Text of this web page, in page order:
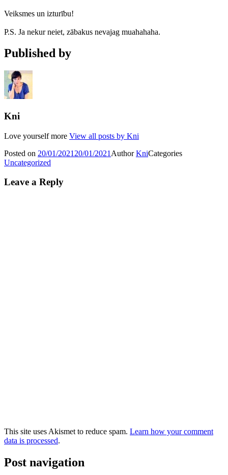
Veiksmes un izturību!
P.S. Ja nekur neiet, zābakus nevajag muahahaha.
Published by
Kni
Love yourself more View all posts by Kni
Posted on 20/01/2021 20/01/2021 AuthorKniCategories
Uncategorized
Leave a Reply
This site uses Akismet to reduce spam. Learn how your comment
data is processed.
Post navigation